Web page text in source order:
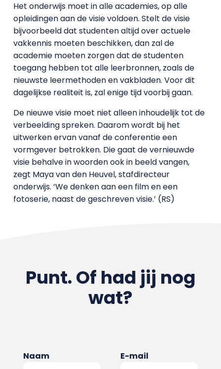
Het onderwijs moet in alle academies, op alle
opleidingen aan de visie voldoen. Stelt de visie
bijvoorbeeld dat studenten altijd over actuele
vakkennis moeten beschikken, dan zal de
academie moeten zorgen dat de studenten
toegang hebben tot alle leerbronnen, zoals de
nieuwste leermethoden en vakbladen. Voor dit
dagelijkse realiteit is, zal enige tijd voorbij gaan.
De nieuwe visie moet niet alleen inhoudelijk tot de
verbeelding spreken. Daarom wordt bij het
uitwerken ervan vanaf de conferentie een
vormgever betrokken. Die gaat de vernieuwde
visie behalve in woorden ook in beeld vangen,
zegt Maya van den Heuvel, stafdirecteur
onderwijs. ‘We denken aan een film en een
fotoserie, naast de geschreven visie.’ (RS)
Punt. Of had jij nog
wat?
Naam E-mail